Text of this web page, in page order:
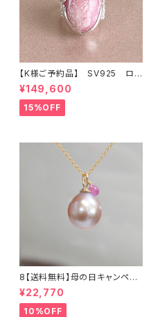
【K様ご予約品】 SV925 ロ
ードクロサイト インカロー
ズ リング
¥149,600
15%OFF
8【送料無料】母の日キャンペー
ン 淡水真珠とサファイアのネッ
クレス14KGF / TWINKLE
¥22,770
10%OFF